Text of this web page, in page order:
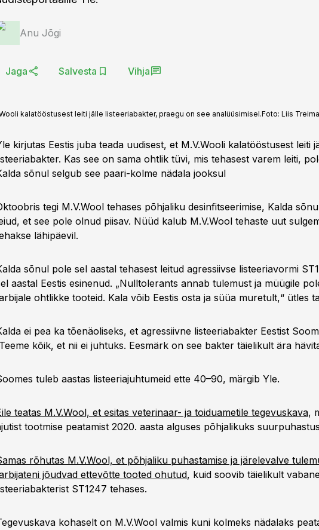
Anu Jõgi
Jaga Salvesta Vihja
kalatööstusest leiti jälle listeeriabakter, praegu on see analüüsimisel.Foto: Liis
kirjutas Eestis juba teada uudisest, et M.V.Wooli kalatööstusest leiti
Kas see on sama ohtlik tüvi, mis tehasest varem leiti,
sõnul selgub see paari-kolme nädala jooksul
tegi M.V.Wool tehases põhjaliku desinfitseerimise, Kalda
et see pole olnud piisav. Nüüd kalub M.V.Wool tehaste uut
lähipäevil.
sõnul pole sel aastal tehasest leitud agressiivse listeeriavormi
aastal Eestis esinenud. „Nulltolerants annab tulemust ja müügile
ohtlikke tooteid. Kala võib Eestis osta ja süüa muretult,“ ütles
ei pea ka tõenäoliseks, et agressiivne listeeriabakter Eestist
kõik, et nii ei juhtuks. Eesmärk on see bakter täielikult ära
tuleb aastas listeeriajuhtumeid ette 40–90, märgib Yle.
teatas M.V.Wool, et esitas veterinaar- ja toiduametile tegevuskava,
tootmise peatamist 2020. aasta alguses põhjalikuks
rõhutas M.V.Wool, et põhjaliku puhastamise ja järelevalve
jõudvad ettevõtte tooted ohutud, kuid soovib täielikult
ST1247 tehases.
kohaselt on M.V.Wool valmis kuni kolmeks nädalaks